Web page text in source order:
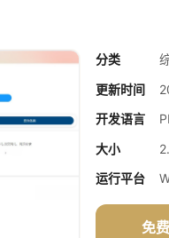
分类
更新时间
开发语言
大小
运行平台
免